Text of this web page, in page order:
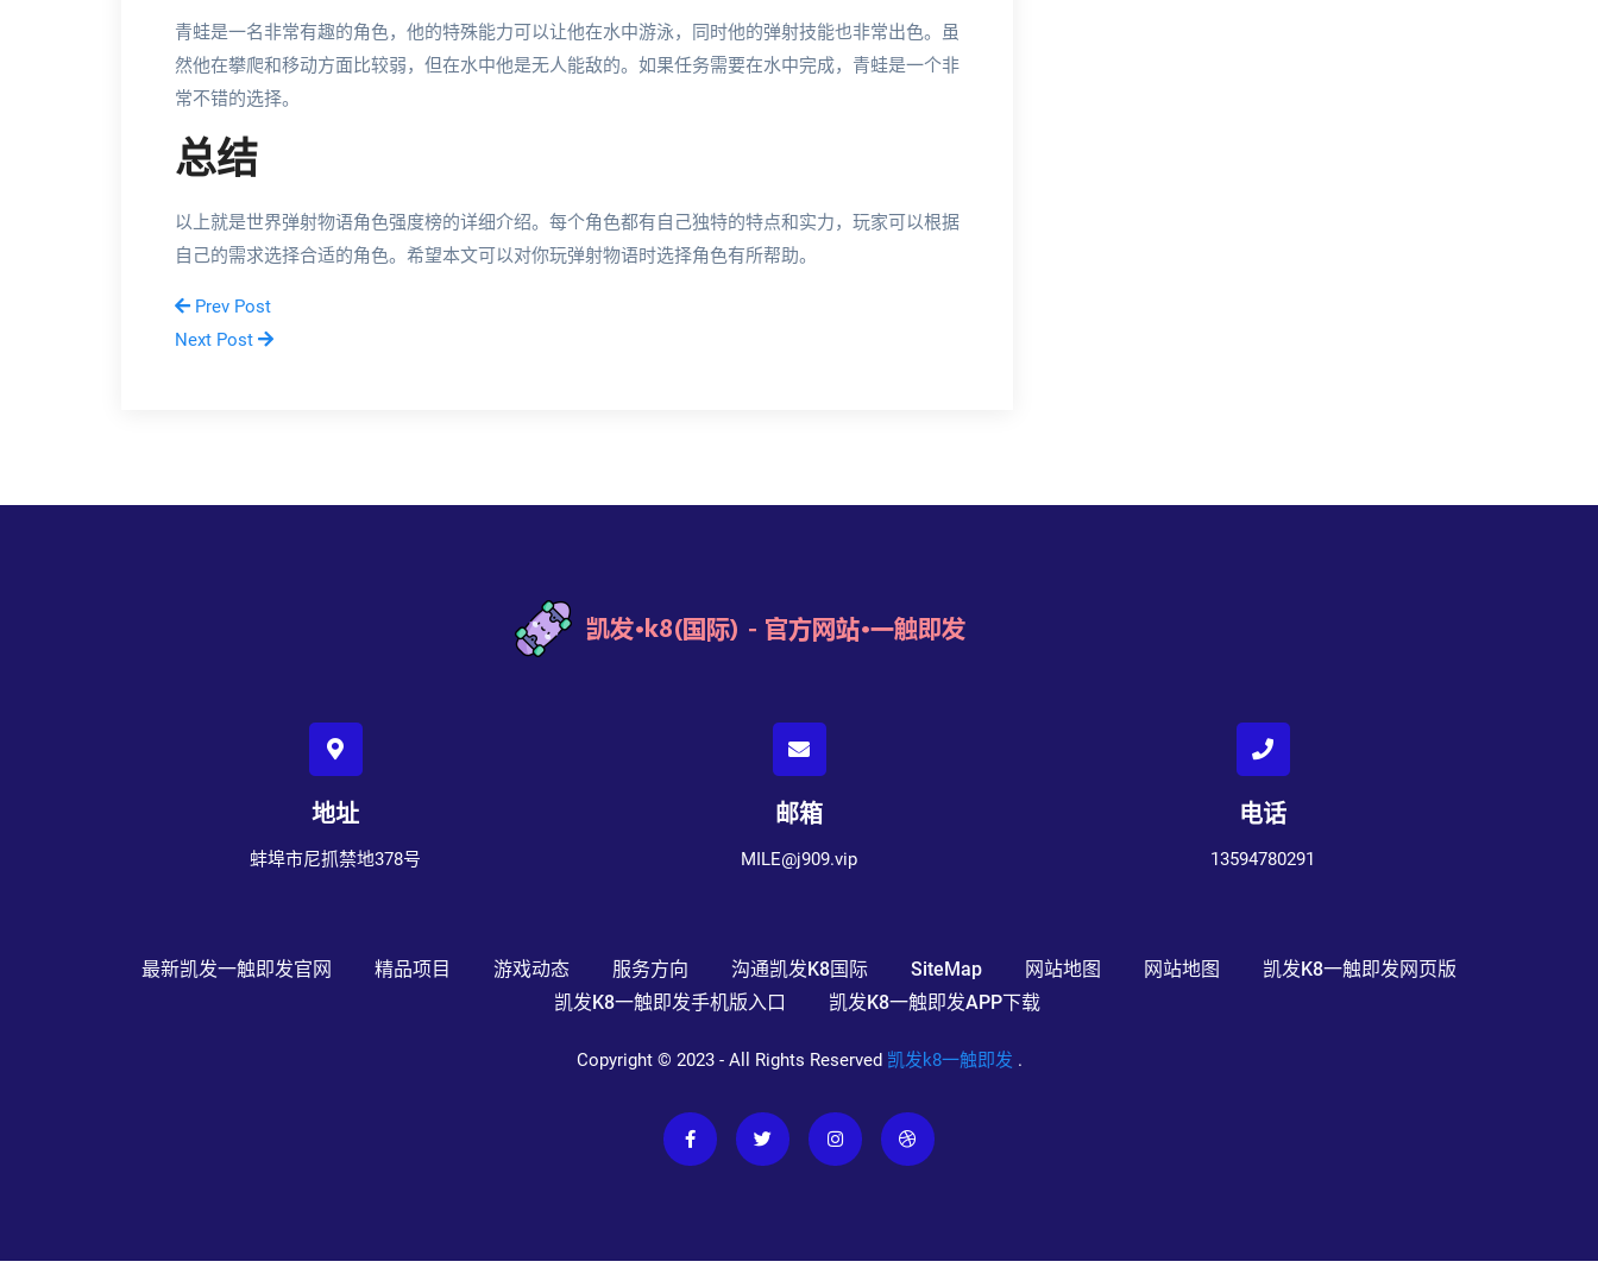
青蛙是一名非常有趣的角色，他的特殊能力可以让他在水中游泳，同时他的弹射技能也非常出色。虽
然他在攀爬和移动方面比较弱，但在水中他是无人能敌的。如果任务需要在水中完成，青蛙是一个非
常不错的选择。
总结
以上就是世界弹射物语角色强度榜的详细介绍。每个角色都有自己独特的特点和实力，玩家可以根据
自己的需求选择合适的角色。希望本文可以对你玩弹射物语时选择角色有所帮助。
Prev Post
Next Post
地址
蚌埠市尼抓禁地378号
邮箱
MILE@j909.vip
电话
13594780291
最新凯发一触即发官网 精品项目 游戏动态 服务方向 沟通凯发k8国际 SiteMap 网站地图 网站地图
凯发k8一触即发网页版
凯发k8一触即发手机版入口
凯发k8一触即发APP下载
Copyright © 2023 - All Rights Reserved 凯发k8一触即发 .